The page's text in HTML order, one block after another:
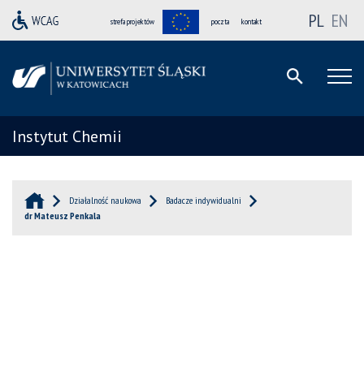
strefa projektów poczta kontakt PL EN
Instytut Chemii
Działalność naukowa
Badacze indywidualni
dr Mateusz Penkala